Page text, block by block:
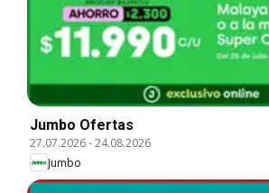
Jumbo Ofertas
27.07.2026-24.08.2026
Jumbo